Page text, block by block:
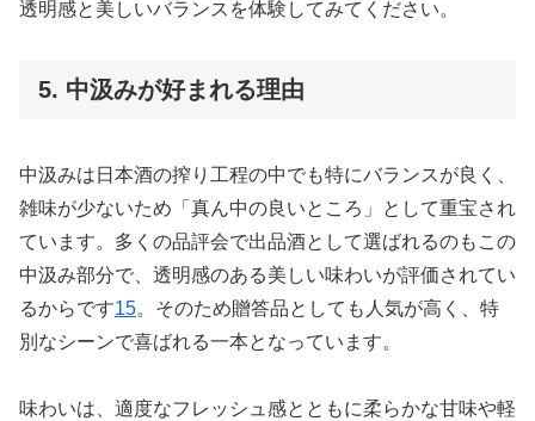
透明感と美しいバランスを体験してみてください。
5. 中汲みが好まれる理由
中汲みは日本酒の搾り工程の中でも特にバランスが良く、
雑味が少ないため「真ん中の良いところ」として重宝され
ています。多くの品評会で出品酒として選ばれるのもこの
中汲み部分で、透明感のある美しい味わいが評価されてい
るからです15。そのため贈答品としても人気が高く、特
別なシーンで喜ばれる一本となっています。
味わいは、適度なフレッシュ感とともに柔らかな甘味や軽